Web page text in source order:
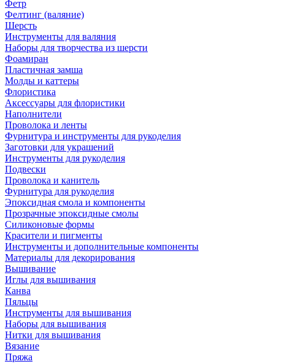
Фетр
Фелтинг (валяние)
Шерсть
Инструменты для валяния
Наборы для творчества из шерсти
Фоамиран
Пластичная замша
Молды и каттеры
Флористика
Аксессуары для флористики
Наполнители
Проволока и ленты
Фурнитура и инструменты для рукоделия
Заготовки для украшений
Инструменты для рукоделия
Подвески
Проволока и канитель
Фурнитура для рукоделия
Эпоксидная смола и компоненты
Прозрачные эпоксидные смолы
Силиконовые формы
Красители и пигменты
Инструменты и дополнительные компоненты
Материалы для декорирования
Вышивание
Иглы для вышивания
Канва
Пяльцы
Инструменты для вышивания
Наборы для вышивания
Нитки для вышивания
Вязание
Пряжа